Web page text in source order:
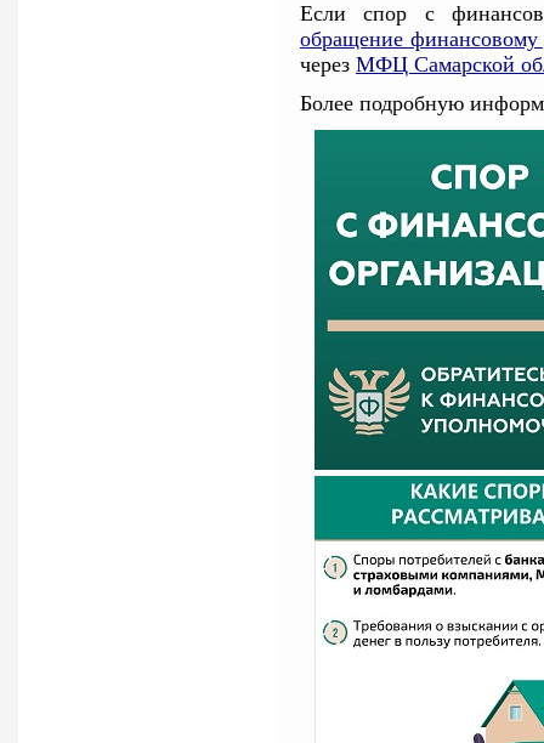
Если спор с
обращение финансовому
через МФЦ Самарской
Более подробную